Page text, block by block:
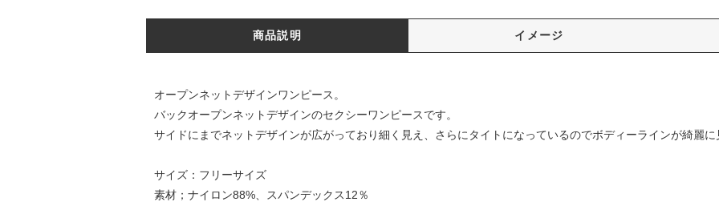
商品説明 イメージ
オープンネットデザインワンピース。
バックオープンネットデザインのセクシーワンピースです。
サイドにまでネットデザインが広がっており細く見え、さらにタイトになっているのでボディーラインが綺麗に
サイズ：フリーサイズ
素材；ナイロン88%、スパンデックス12％